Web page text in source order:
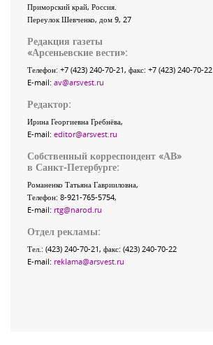
Приморский край, Россия
Переулок Шевченко, дом 9, 27
Редакция газеты
«Арсеньевские вести»:
Телефон: +7 (423) 240-70-21, факс: +7 (423) 240-70-22
E-mail: av@arsvest.ru
Редактор:
Ирина Георгиевна Гребнёва,
E-mail: editor@arsvest.ru
Собственный корреспондент «АВ»
в Санкт-Петербурге:
Романенко Татьяна Гаврииловна,
Телефон: 8-921-765-5754,
E-mail: rtg@narod.ru
Отдел рекламы:
Тел.: (423) 240-70-21, факс: (423) 240-70-22
E-mail: reklama@arsvest.ru